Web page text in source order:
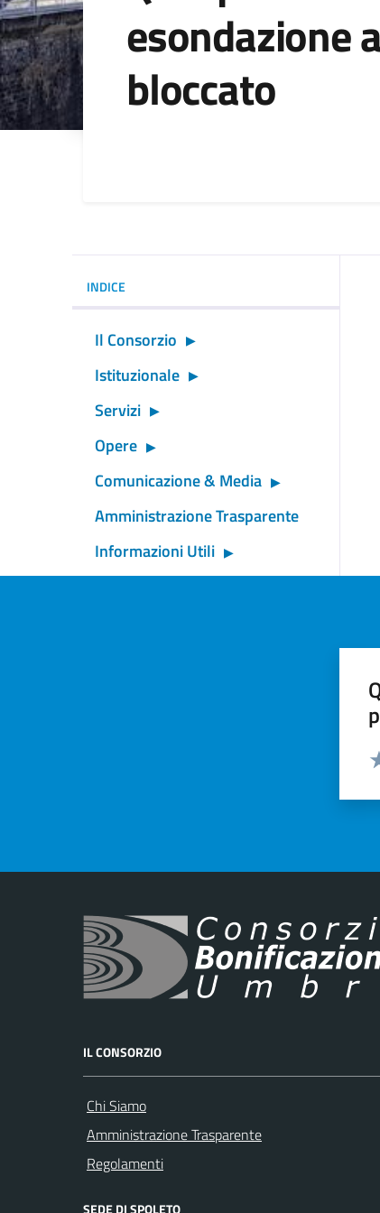
esondazione
bloccato
INDICE
Il Consorzio
Istituzionale
Servizi
Opere
Comunicazione & Media
Amministrazione Trasparente
Informazioni Utili
IL CONSORZIO
Chi Siamo
Amministrazione Trasparente
Regolamenti
SEDE DI SPOLETO